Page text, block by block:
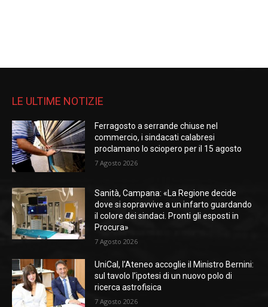
LE ULTIME NOTIZIE
Ferragosto a serrande chiuse nel
commercio, i sindacati calabresi
proclamano lo sciopero per il 15 agosto
7 Agosto 2026
Sanità, Campana: «La Regione decide
dove si sopravvive a un infarto guardando
il colore dei sindaci. Pronti gli esposti in
Procura»
7 Agosto 2026
UniCal, l’Ateneo accoglie il Ministro Bernini:
sul tavolo l’ipotesi di un nuovo polo di
ricerca astrofisica
7 Agosto 2026